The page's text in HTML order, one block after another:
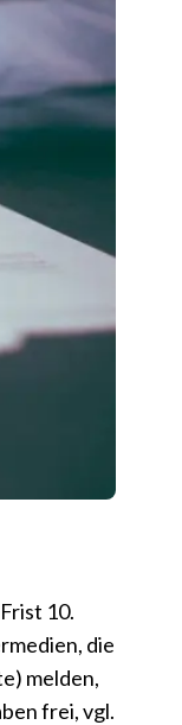
10.
die
melden,
frei, vgl.